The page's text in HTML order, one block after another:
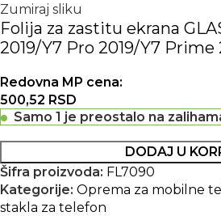
Zumiraj sliku
Folija za zastitu ekrana
2019/Y7 Pro 2019/Y7 Prime
Redovna MP cena:
500,52 RSD
Samo 1 je preostalo na
DODAJ U
Šifra proizvoda: FL7090
Kategorije: Oprema za mobilne
stakla za telefon